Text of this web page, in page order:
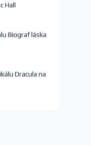
Hall
Biograf láska
Dracula na